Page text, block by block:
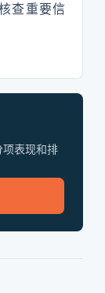
查重要信
表现和排